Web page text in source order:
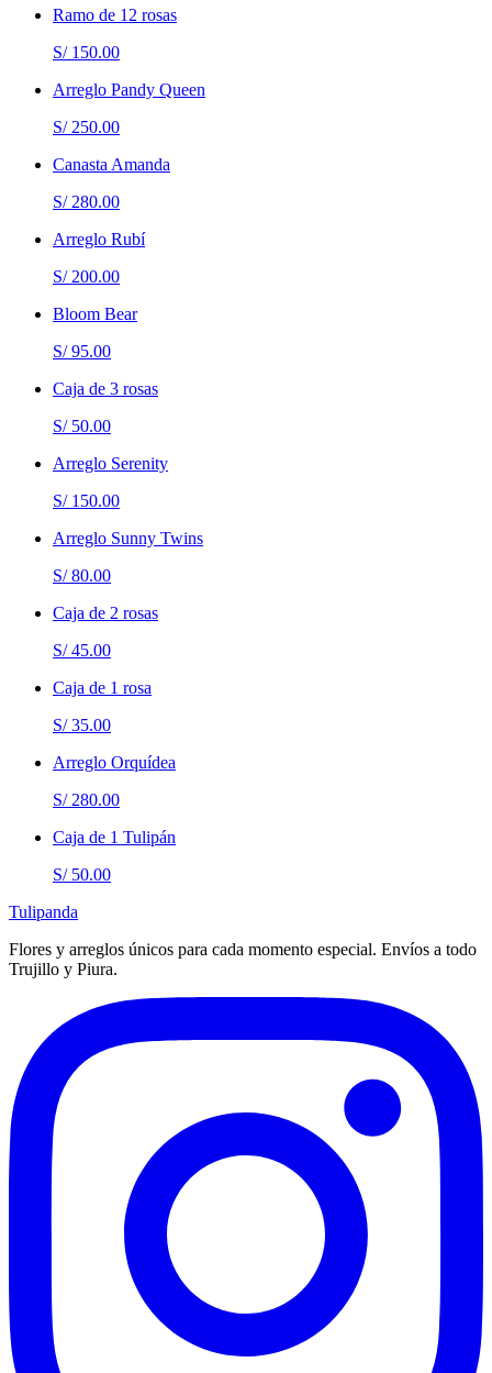
Ramo de 12 rosas
S/ 150.00
Arreglo Pandy Queen
S/ 250.00
Canasta Amanda
S/ 280.00
Arreglo Rubí
S/ 200.00
Bloom Bear
S/ 95.00
Caja de 3 rosas
S/ 50.00
Arreglo Serenity
S/ 150.00
Arreglo Sunny Twins
S/ 80.00
Caja de 2 rosas
S/ 45.00
Caja de 1 rosa
S/ 35.00
Arreglo Orquídea
S/ 280.00
Caja de 1 Tulipán
S/ 50.00
Tulipanda
Flores y arreglos únicos para cada momento especial. Envíos a todo
Trujillo y Piura.